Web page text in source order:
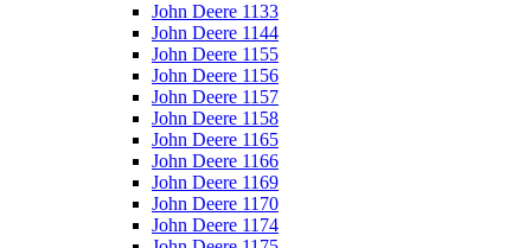
John Deere 1133
John Deere 1144
John Deere 1155
John Deere 1156
John Deere 1157
John Deere 1158
John Deere 1165
John Deere 1166
John Deere 1169
John Deere 1170
John Deere 1174